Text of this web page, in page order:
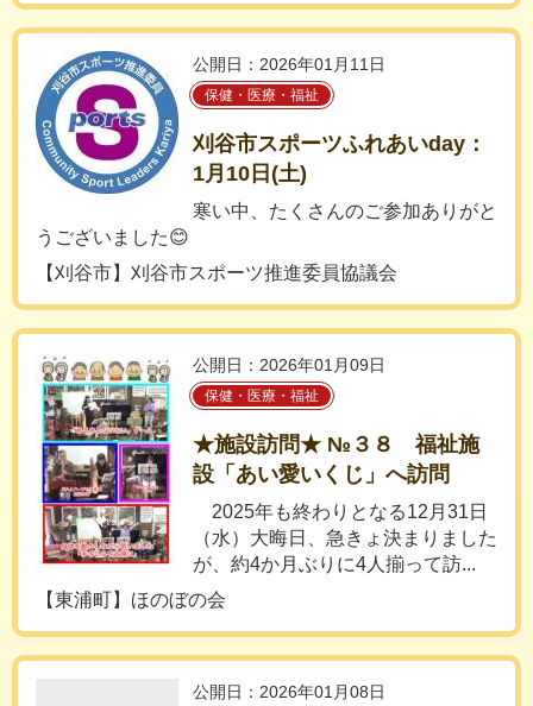
公開日：2026年01月11日
保健・医療・福祉
刈谷市スポーツふれあいday：
1月10日(土)
寒い中、たくさんのご参加ありがと
うございました😊
【刈谷市】刈谷市スポーツ推進委員協議会
公開日：2026年01月09日
保健・医療・福祉
★施設訪問★ №３８ 福祉施
設「あい愛いくじ」へ訪問
2025年も終わりとなる12月31日
（水）大晦日、急きょ決まりました
が、約4か月ぶりに4人揃って訪...
【東浦町】ほのぼの会
公開日：2026年01月08日